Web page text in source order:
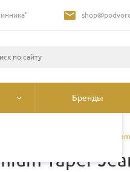
и третьими
страниц
Бренды
Джинсы Levi's® 502™
Taper